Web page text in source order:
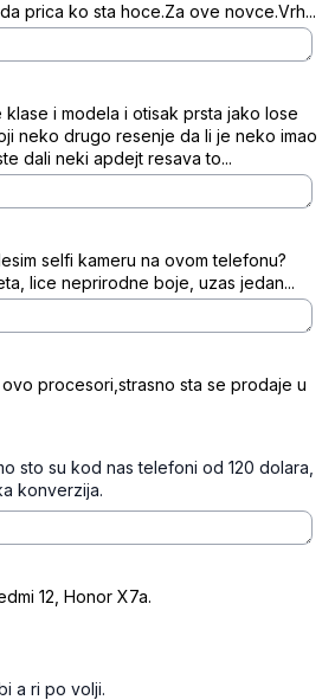
prica ko sta hoce.Za ove novce.Vrh...
i modela i otisak prsta jako lose
neko drugo resenje da li je neko imao
dali neki apdejt resava to...
selfi kameru na ovom telefonu?
lice neprirodne boje, uzas jedan...
procesori,strasno sta se prodaje u
sto su kod nas telefoni od 120 dolara,
konverzija.
12, Honor X7a.
a ri po volji.